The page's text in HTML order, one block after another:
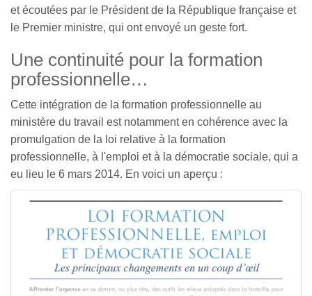
et écoutées par le Président de la République française et
le Premier ministre, qui ont envoyé un geste fort.
Une continuité pour la formation
professionnelle…
Cette intégration de la formation professionnelle au
ministère du travail est notamment en cohérence avec la
promulgation de la loi relative à la formation
professionnelle, à l'emploi et à la démocratie sociale, qui a
eu lieu le 6 mars 2014. En voici un aperçu :